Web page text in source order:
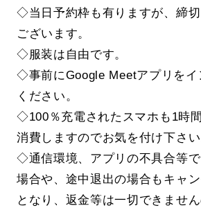
◇当日予約枠も有りますが、締
ございます。
◇服装は自由です。
◇事前にGoogle Meetアプリをイ
ください。
◇100％充電されたスマホも1時
消費しますのでお気を付け下さい
◇通信環境、アプリの不具合等
場合や、途中退出の場合もキャ
となり、返金等は一切できませ